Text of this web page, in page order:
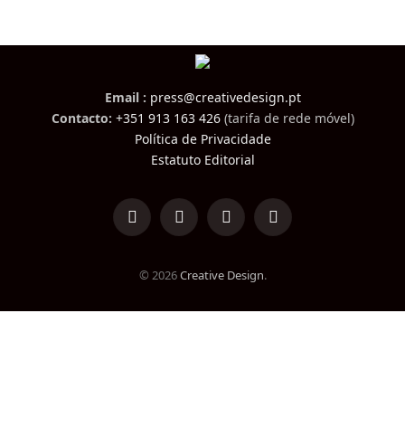
Email : press@creativedesign.pt
Contacto: +351 913 163 426(tarifa de rede móvel)
Política de Privacidade
Estatuto Editorial
LinkedInFacebookInstagramTikTok
© 2026Creative Design.